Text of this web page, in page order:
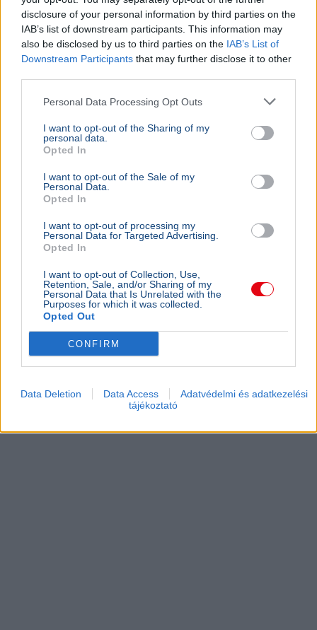
disclosure of your personal information by third parties on the
IAB’s list of downstream participants. This information may
also be disclosed by us to third parties on the IAB’s List of
Downstream Participants that may further disclose it to other
Personal Data Processing Opt Outs
I want to opt-out of the Sharing of my
personal data.
Opted In
I want to opt-out of the Sale of my
Personal Data.
Opted In
I want to opt-out of processing my
Personal Data for Targeted Advertising.
Opted In
I want to opt-out of Collection, Use,
Retention, Sale, and/or Sharing of my
Personal Data that Is Unrelated with the
Purposes for which it was collected.
Opted Out
CONFIRM
Data Deletion Data Access
Adatvédelmi és adatkezelési
tájékoztató